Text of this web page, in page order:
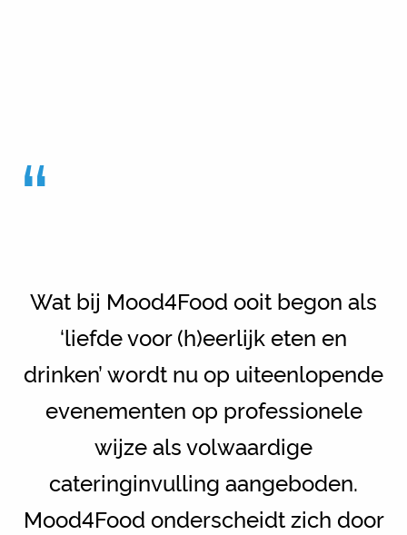
“
Wat bij Mood4Food ooit begon als
‘liefde voor (h)eerlijk eten en
drinken’ wordt nu op uiteenlopende
evenementen op professionele
wijze als volwaardige
cateringinvulling aangeboden.
Mood4Food onderscheidt zich door